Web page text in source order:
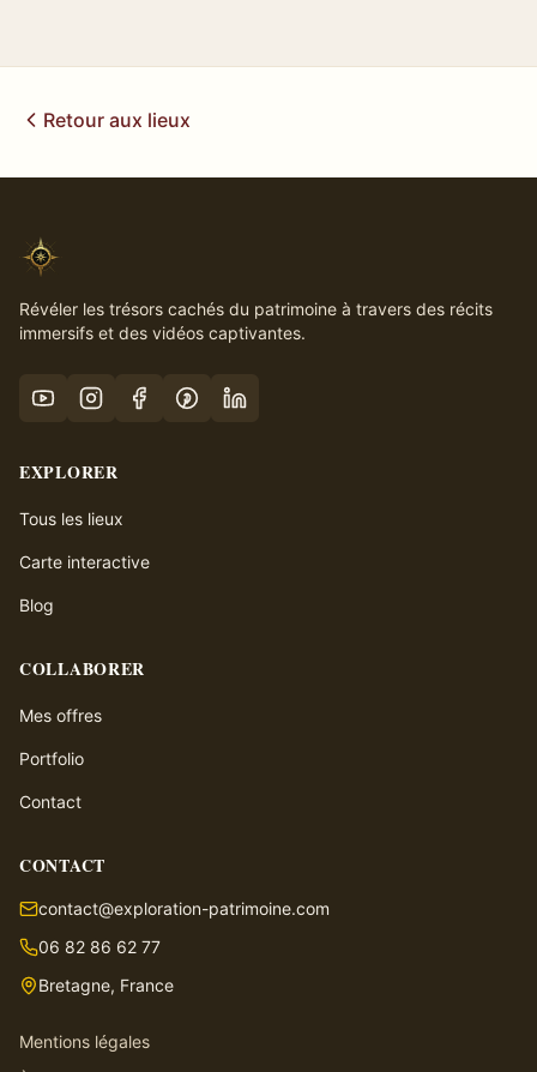
Retour aux lieux
Révéler les trésors cachés du patrimoine à travers des récits
immersifs et des vidéos captivantes.
EXPLORER
Tous les lieux
Carte interactive
Blog
COLLABORER
Mes offres
Portfolio
Contact
CONTACT
contact@exploration-patrimoine.com
06 82 86 62 77
Bretagne, France
Mentions légales